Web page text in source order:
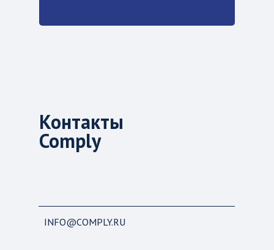
Контакты
Comply
INFO@COMPLY.RU